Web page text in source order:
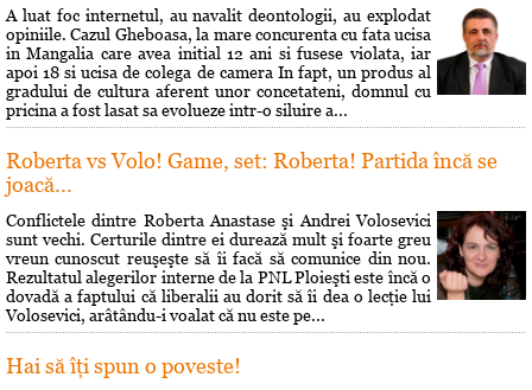
A luat foc internetul, au navalit deontologii, au explodat
opiniile. Cazul Gheboasa, la mare concurenta cu fata ucisa
in Mangalia care avea initial 12 ani si fusese violata, iar
apoi 18 si ucisa de colega de camera In fapt, un produs al
gradului de cultura aferent unor concetateni, domnul cu
pricina a fost lasat sa evolueze intr-o siluire a...
Roberta vs Volo! Game, set: Roberta! Partida încă se
joacă...
Conflictele dintre Roberta Anastase şi Andrei Volosevici
sunt vechi. Certurile dintre ei durează mult şi foarte greu
vreun cunoscut reuşeşte să îi facă să comunice din nou.
Rezultatul alegerilor interne de la PNL Ploieşti este încă o
dovadă a faptului că liberalii au dorit să îi dea o lecţie lui
Volosevici, arâtându-i voalat că nu este pe...
Hai să îţi spun o poveste!